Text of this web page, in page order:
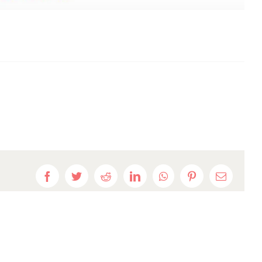
FacebookTwitterRedditLinkedInWhatsAppPinterest
E-